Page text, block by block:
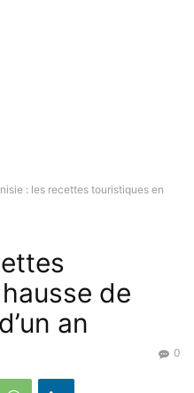
: les recettes touristiques en
de
an
0